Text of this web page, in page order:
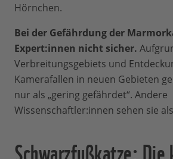
Hörnchen.
Bei der Gefährdung der
Expert:innen nicht sicher.
Verbreitungsgebiets und
Kamerafallen in neuen Gebieten
nur als „gering gefährdet“. Andere
Wissenschaftler:innen sehen sie
Schwarzfußkatze: